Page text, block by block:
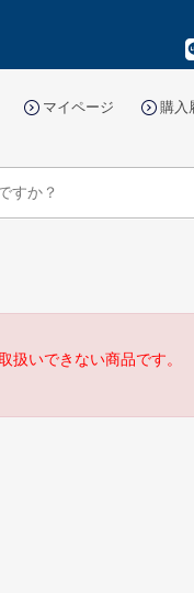
マイページ 購入
扱いできない商品です。